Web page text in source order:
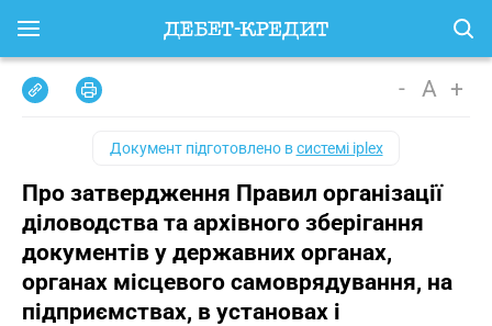
- A +
Документ підготовлено всистемі iplex
Про затвердження Правил організації
діловодства та архівного зберігання
документів у державних органах,
органах місцевого самоврядування, на
підприємствах, в установах і